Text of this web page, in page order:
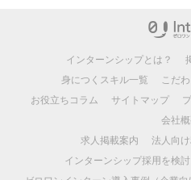
インターンシップとは？
身につくスキル一覧
こだ
お役立ちコラム
サイトマップ
会社
求人掲載案内
法人向
インターンシップ採用を検